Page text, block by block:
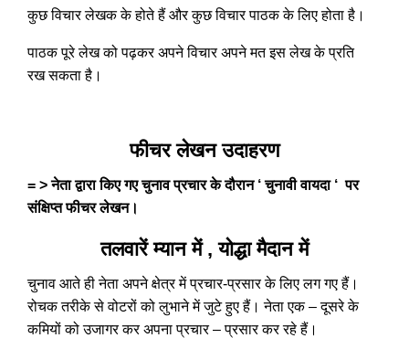
कुछ विचार लेखक के होते हैं और कुछ विचार पाठक के लिए होता है।
पाठक पूरे लेख को पढ़कर अपने विचार अपने मत इस लेख के प्रति
रख सकता है।
फीचर लेखन उदाहरण
= > नेता द्वारा किए गए चुनाव प्रचार के दौरान ‘ चुनावी वायदा ‘ पर
संक्षिप्त फीचर लेखन।
तलवारें म्यान में , योद्धा मैदान में
चुनाव आते ही नेता अपने क्षेत्र में प्रचार-प्रसार के लिए लग गए हैं।
रोचक तरीके से वोटरों को लुभाने में जुटे हुए हैं। नेता एक – दूसरे के
कमियों को उजागर कर अपना प्रचार – प्रसार कर रहे हैं।